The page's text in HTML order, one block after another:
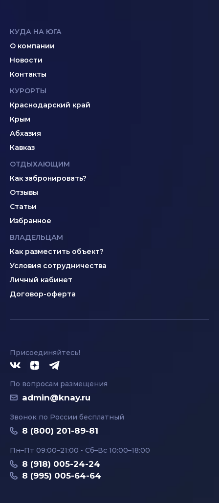
КУДА НА ЮГА
О компании
Новости
Контакты
КУРОРТЫ
Краснодарский край
Крым
Абхазия
Кавказ
ОТДЫХАЮЩИМ
Как забронировать?
Отзывы
Статьи
Избранное
ВЛАДЕЛЬЦАМ
Как разместить объект?
Условия сотрудничества
Личный кабинет
Договор-оферта
Присоединяйтесь!
По вопросам размещения
admin@knay.ru
Звонок по России бесплатный
8 (800) 201-89-81
Пн–Пт 09:00–21:00 • Сб–Вс 10:00–18:00
8 (918) 005-24-24
8 (995) 005-64-64